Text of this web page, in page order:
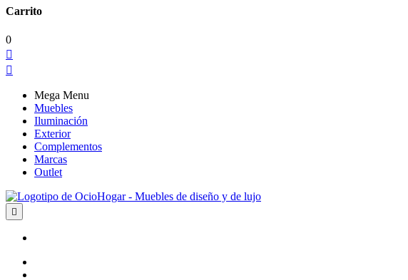
Carrito
0


Mega Menu
Muebles
Iluminación
Exterior
Complementos
Marcas
Outlet
